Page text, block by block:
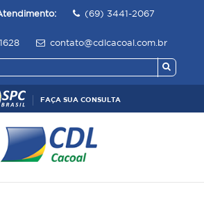
(69) 3441-2067
contato@cdlcacoal.com.br
FAÇA SUA CONSULTA